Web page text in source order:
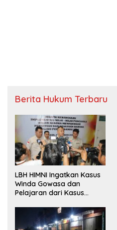
Berita Hukum Terbaru
LBH HIMNI Ingatkan Kasus
Winda Gowasa dan
Pelajaran dari Kasus